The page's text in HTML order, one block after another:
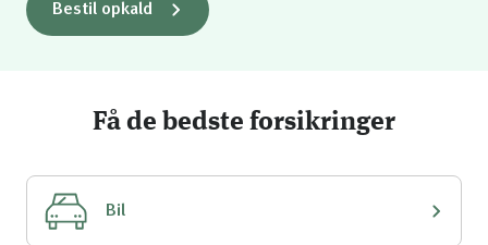
Bestil opkald
Få de bedste forsikringer
Bil